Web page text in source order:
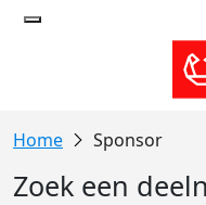
Sponsor
Zoek een